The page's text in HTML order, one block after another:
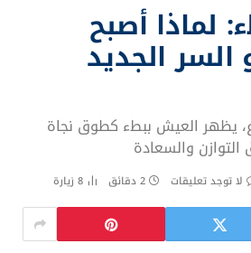
لماذا أصبح
السر الجديد
يظهر العيش ببطء كطوق نجاة
والسعادة
لا توجد تعليقات 2 دقائق 8 زيارة